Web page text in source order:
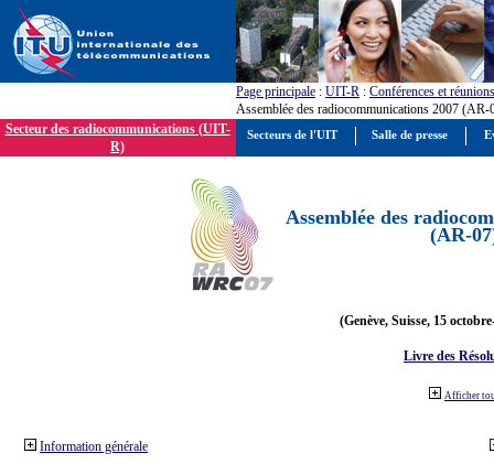
Page principale : UIT-R : Conférences et réunions
Assemblée des radiocommunications 2007 (AR-
Secteur des radiocommunications (UIT-
R)
Assemblée des
(AR-
(Genève, Suisse, 15
Livre des
Afficher
Information générale
Secteurs de l'UIT Salle de presse